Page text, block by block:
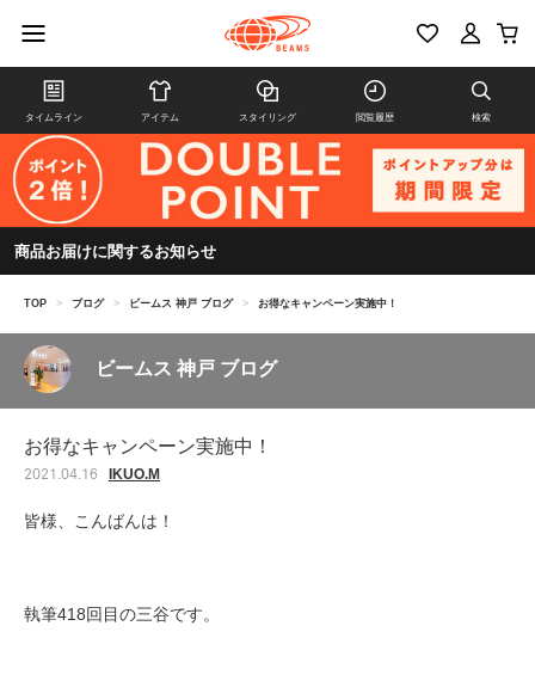
タイムライン アイテム スタイリング 閲覧履歴 検索
商品お届けに関するお知らせ
TOP > ブログ > ビームス 神戸 ブログ > お得なキャンペーン実施中！
ビームス 神戸 ブログ
お得なキャンペーン実施中！
2021.04.16 IKUO.M
皆様、こんばんは！
執筆418回目の三谷です。